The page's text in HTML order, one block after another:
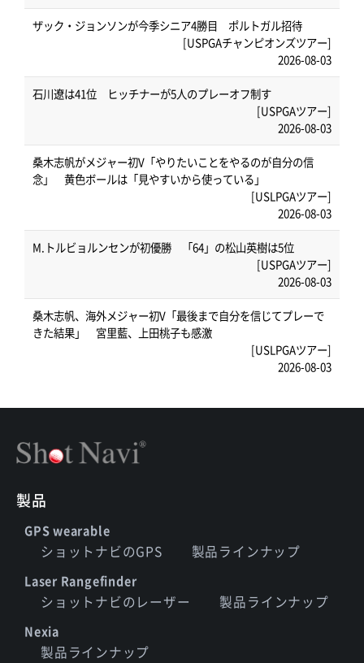
ザック・ジョンソンが今季シニア4勝目 ポルトガル招待
[USPGAチャンピオンズツアー]
2026-08-03
石川遼は41位 ヒッチナーが5人のプレーオフ制す
[USPGAツアー]
2026-08-03
桑木志帆がメジャー初V「やりたいことをやるのが自分の信
念」 黄色ボールは「見やすいから使っている」
[USLPGAツアー]
2026-08-03
M.トルビョルンセンが初優勝 「64」の松山英樹は5位
[USPGAツアー]
2026-08-03
桑木志帆、海外メジャー初V「最後まで自分を信じてプレーで
きた結果」 宮里藍、上田桃子も感激
[USLPGAツアー]
2026-08-03
製品
GPS wearable
ショットナビのGPS 製品ラインナップ
Laser Rangefinder
ショットナビのレーザー 製品ラインナップ
Nexia
製品ラインナップ